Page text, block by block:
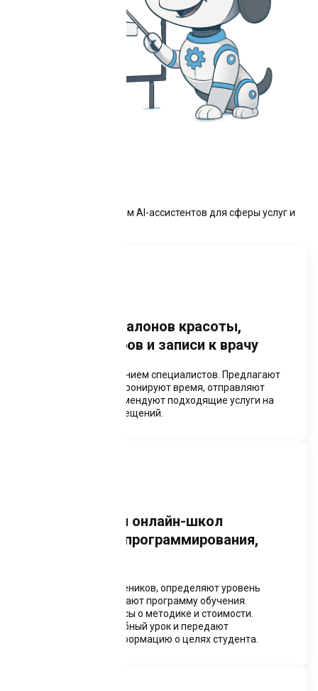
Также мы разрабатываем AI-ассистентов для сферы услуг и
Модули для салонов красоты,
фитнес-центров и записи к врачу
Управляют расписанием специалистов. Предлагают
свободные слоты, бронируют время, отправляют
напоминания. Рекомендуют подходящие услуги на
основе истории посещений.
Чат-боты для онлайн-школ
английского, программирования,
Квалифицируют учеников, определяют уровень
подготовки, подбирают программу обучения.
Отвечают на вопросы о методике и стоимости.
Записывают на пробный урок и передают
преподавателю информацию о целях студента.